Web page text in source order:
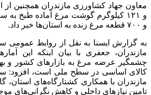
و ۷۰۰ قطعه مرغ زنده به استان‌ها خبر داد.
به گزارش ایسنا به نقل از روابط عمومی
مازندران، جعفری با بیان اینکه این
چشمگیر عرضه مرغ به بازارهای کشور و
کالای اساسی در سطح ملی است، افزود:
مازندران با همکاری کشتارگاه‌های
تامین نیازهای داخلی و کاهش نگرانی‌های